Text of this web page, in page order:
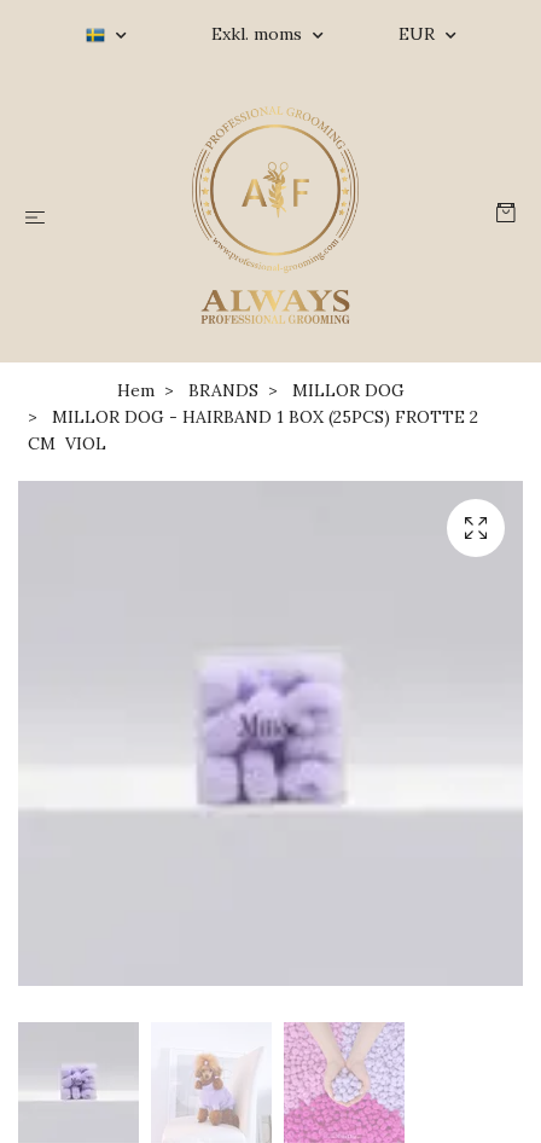
Exkl. moms EUR
Hem BRANDS
MILLOR DOG
MILLOR DOG - HAIRBAND 1 BOX (25PCS) FROTTE 2
CM VIOL